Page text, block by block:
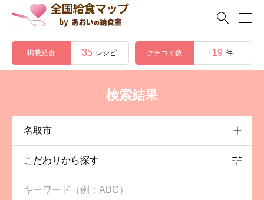

掲載給食 35 レシピ クチコミ数 19 件
検索結果
こだわりから探す